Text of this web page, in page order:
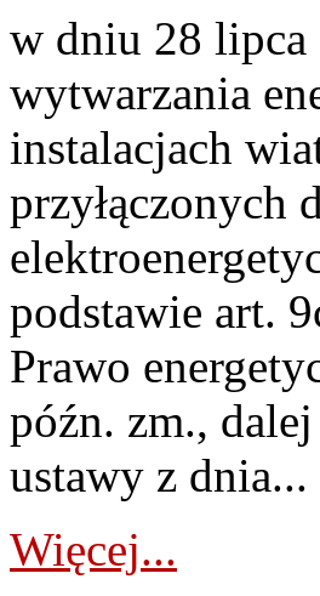
w dniu 28 lipca
wytwarzania
instalacjach
przyłączonych
podstawie art.
Prawo
późn. zm.,
ustawy z dnia...
Więcej...